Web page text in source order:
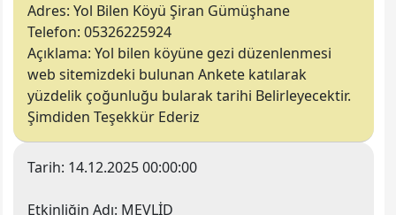
Adres: Yol Bilen Köyü Şiran Gümüşhane
Telefon: 05326225924
Açıklama: Yol bilen köyüne gezi düzenlenmesi
web sitemizdeki bulunan Ankete katılarak
yüzdelik çoğunluğu bularak tarihi Belirleyecektir.
Şimdiden Teşekkür Ederiz
Tarih: 14.12.2025 00:00:00
Etkinliğin Adı: MEVLİD